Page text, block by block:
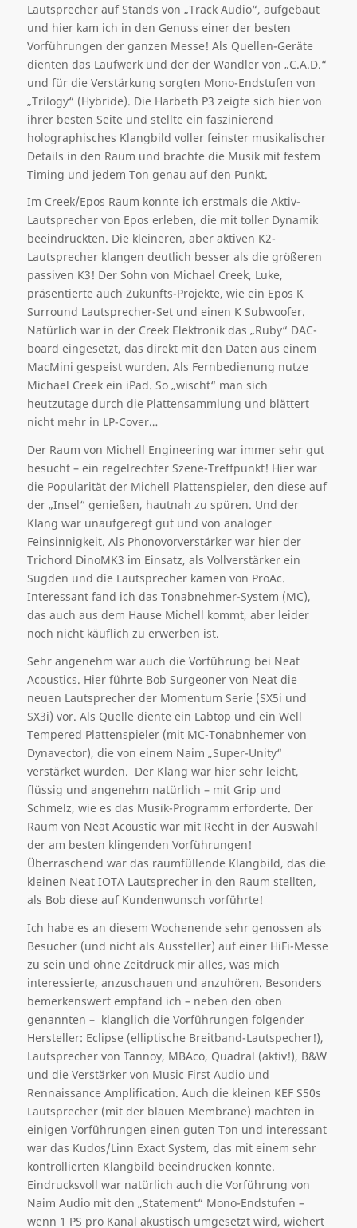
Lautsprecher auf Stands von „Track Audio“, aufgebaut
und hier kam ich in den Genuss einer der besten
Vorführungen der ganzen Messe! Als Quellen-Geräte
dienten das Laufwerk und der der Wandler von „C.A.D.“
und für die Verstärkung sorgten Mono-Endstufen von
„Trilogy“ (Hybride). Die Harbeth P3 zeigte sich hier von
ihrer besten Seite und stellte ein faszinierend
holographisches Klangbild voller feinster musikalischer
Details in den Raum und brachte die Musik mit festem
Timing und jedem Ton genau auf den Punkt.
Im Creek/Epos Raum konnte ich erstmals die Aktiv-
Lautsprecher von Epos erleben, die mit toller Dynamik
beeindruckten. Die kleineren, aber aktiven K2-
Lautsprecher klangen deutlich besser als die größeren
passiven K3! Der Sohn von Michael Creek, Luke,
präsentierte auch Zukunfts-Projekte, wie ein Epos K
Surround Lautsprecher-Set und einen K Subwoofer.
Natürlich war in der Creek Elektronik das „Ruby“ DAC-
board eingesetzt, das direkt mit den Daten aus einem
MacMini gespeist wurden. Als Fernbedienung nutze
Michael Creek ein iPad. So „wischt“ man sich
heutzutage durch die Plattensammlung und blättert
nicht mehr in LP-Cover…
Der Raum von Michell Engineering war immer sehr gut
besucht – ein regelrechter Szene-Treffpunkt! Hier war
die Popularität der Michell Plattenspieler, den diese auf
der „Insel“ genießen, hautnah zu spüren. Und der
Klang war unaufgeregt gut und von analoger
Feinsinnigkeit. Als Phonovorverstärker war hier der
Trichord DinoMK3 im Einsatz, als Vollverstärker ein
Sugden und die Lautsprecher kamen von ProAc.
Interessant fand ich das Tonabnehmer-System (MC),
das auch aus dem Hause Michell kommt, aber leider
noch nicht käuflich zu erwerben ist.
Sehr angenehm war auch die Vorführung bei Neat
Acoustics. Hier führte Bob Surgeoner von Neat die
neuen Lautsprecher der Momentum Serie (SX5i und
SX3i) vor. Als Quelle diente ein Labtop und ein Well
Tempered Plattenspieler (mit MC-Tonabnhemer von
Dynavector), die von einem Naim „Super-Unity“
verstärket wurden. Der Klang war hier sehr leicht,
flüssig und angenehm natürlich – mit Grip und
Schmelz, wie es das Musik-Programm erforderte. Der
Raum von Neat Acoustic war mit Recht in der Auswahl
der am besten klingenden Vorführungen!
Überraschend war das raumfüllende Klangbild, das die
kleinen Neat IOTA Lautsprecher in den Raum stellten,
als Bob diese auf Kundenwunsch vorführte!
Ich habe es an diesem Wochenende sehr genossen als
Besucher (und nicht als Aussteller) auf einer HiFi-Messe
zu sein und ohne Zeitdruck mir alles, was mich
interessierte, anzuschauen und anzuhören. Besonders
bemerkenswert empfand ich – neben den oben
genannten – klanglich die Vorführungen folgender
Hersteller: Eclipse (elliptische Breitband-Lautspecher!),
Lautsprecher von Tannoy, MBAco, Quadral (aktiv!), B&W
und die Verstärker von Music First Audio und
Rennaissance Amplification. Auch die kleinen KEF S50s
Lautsprecher (mit der blauen Membrane) machten in
einigen Vorführungen einen guten Ton und interessant
war das Kudos/Linn Exact System, das mit einem sehr
kontrollierten Klangbild beeindrucken konnte.
Eindrucksvoll war natürlich auch die Vorführung von
Naim Audio mit den „Statement“ Mono-Endstufen –
wenn 1 PS pro Kanal akustisch umgesetzt wird, wiehert